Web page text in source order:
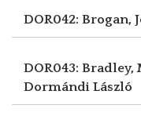
DOR042: Brogan,
DOR043:
Dormándi László